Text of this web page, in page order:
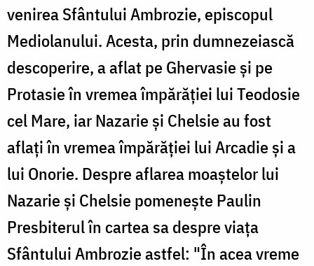
venirea Sfântului Ambrozie, episcopul
Mediolanului. Acesta, prin dumnezeiască
descoperire, a aflat pe Ghervasie şi pe
Protasie în vremea împărăţiei lui Teodosie
cel Mare, iar Nazarie şi Chelsie au fost
aflaţi în vremea împărăţiei lui Arcadie şi a
lui Onorie. Despre aflarea moaştelor lui
Nazarie şi Chelsie pomeneşte Paulin
Presbiterul în cartea sa despre viaţa
Sfântului Ambrozie astfel: "În acea vreme